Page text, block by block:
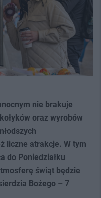
nie brakuje
oraz wyrobów
liczne atrakcje. W tym
do Poniedziałku
świąt będzie
Bożego – 7